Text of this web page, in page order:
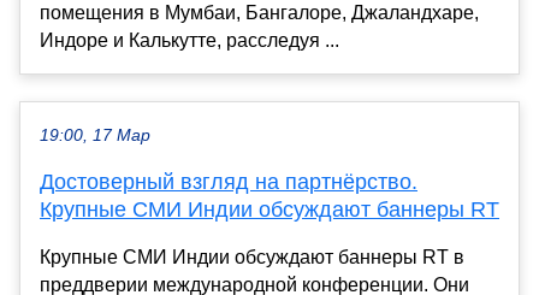
помещения в Мумбаи, Бангалоре, Джаландхаре,
Индоре и Калькутте, расследуя ...
19:00, 17 Мар
Достоверный взгляд на партнёрство.
Крупные СМИ Индии обсуждают баннеры RT
Крупные СМИ Индии обсуждают баннеры RT в
преддверии международной конференции. Они